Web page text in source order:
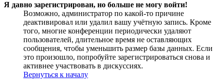
Я давно зарегистрирован, но больше не могу войти!
Возможно, администратор по какой-то причине
деактивировал или удалил вашу учётную запись. Кроме
того, многие конференции периодически удаляют
пользователей, длительное время не оставляющих
сообщения, чтобы уменьшить размер базы данных. Если
это произошло, попробуйте зарегистрироваться снова и
активнее участвовать в дискуссиях.
Вернуться к началу